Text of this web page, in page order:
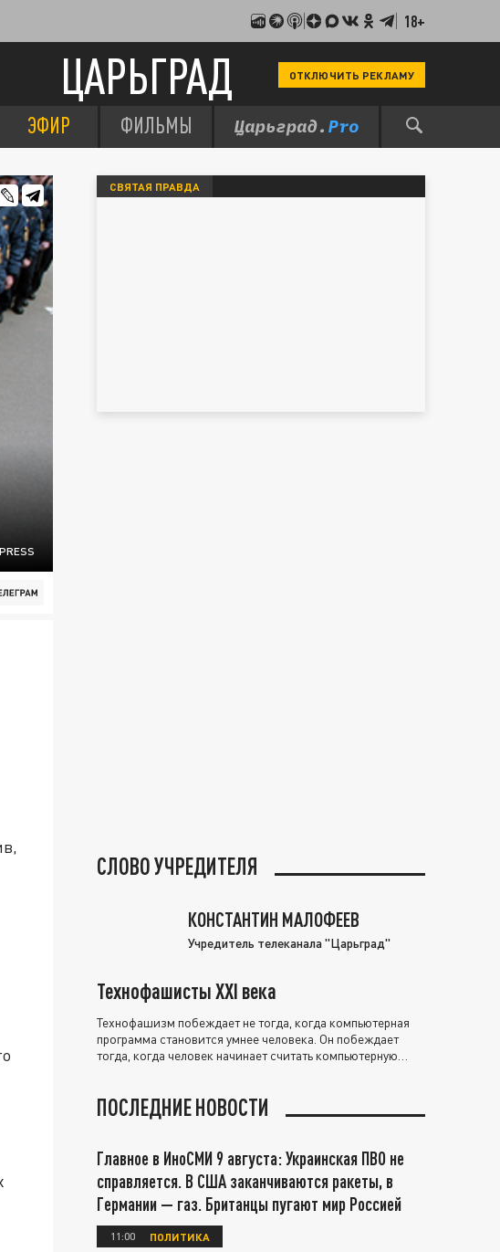
18+
ЦАРЬГРАД ОТКЛЮЧИТЬ РЕКЛАМУ
ЭФИР ФИЛЬМЫ
СВЯТАЯ ПРАВДА
СЛОВО УЧРЕДИТЕЛЯ
КОНСТАНТИН МАЛОФЕЕВ
Учредитель телеканала "Царьград"
Технофашисты XXI века
Технофашизм побеждает не тогда, когда компьютерная
программа становится умнее человека. Он побеждает
тогда, когда человек начинает считать компьютерную
ПОСЛЕДНИЕ НОВОСТИ
Главное в ИноСМИ 9 августа: Украинская ПВО не
справляется. В США заканчиваются ракеты, в
Германии — газ. Британцы пугают мир Россией
11:00 ПОЛИТИКА